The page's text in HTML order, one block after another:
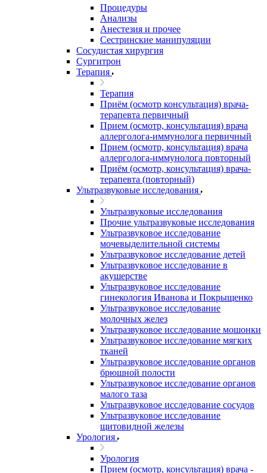
Процедуры
Анализы
Анестезия и прочее
Сестринские манипуляции
Сосудистая хирургия
Сургитрон
Терапия
Терапия
Приём (осмотр консультация) врача-
терапевта первичный
Прием (осмотр, консультация) врача
аллерголога-иммунолога первичный
Прием (осмотр, консультация) врача
аллерголога-иммунолога повторный
Приём (осмотр, консультация) врача-
терапевта (повторный)
Ультразвуковые исследования
Ультразвуковые исследования
Прочие ультразвуковые исследования
Ультразвуковое исследование
мочевыделительной системы
Ультразвуковое исследование детей
Ультразвуковое исследование в
акушерстве
Ультразвуковое исследование
гинекология Иванова и Покрыщенко
Ультразвуковое исследование
молочных желез
Ультразвуковое исследование мошонки
Ультразвуковое исследование мягких
тканей
Ультразвуковое исследование органов
брюшной полости
Ультразвуковое исследование органов
малого таза
Ультразвуковое исследование сосудов
Ультразвуковое исследование
щитовидной железы
Урология
Урология
Прием (осмотр, консультация) врача -